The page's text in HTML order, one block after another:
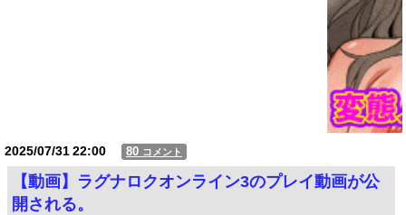
2025/07/3122:00 80 コメント
【動画】ラグナロクオンライン3のプレイ動画が公
開される。